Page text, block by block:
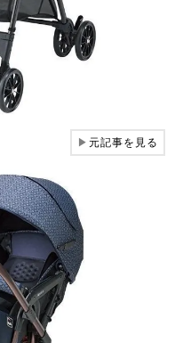
▶元記事を見る